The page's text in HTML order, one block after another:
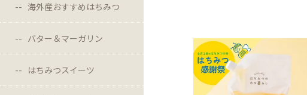
海外産おすすめはちみつ
バター＆マーガリン
はちみつスイーツ